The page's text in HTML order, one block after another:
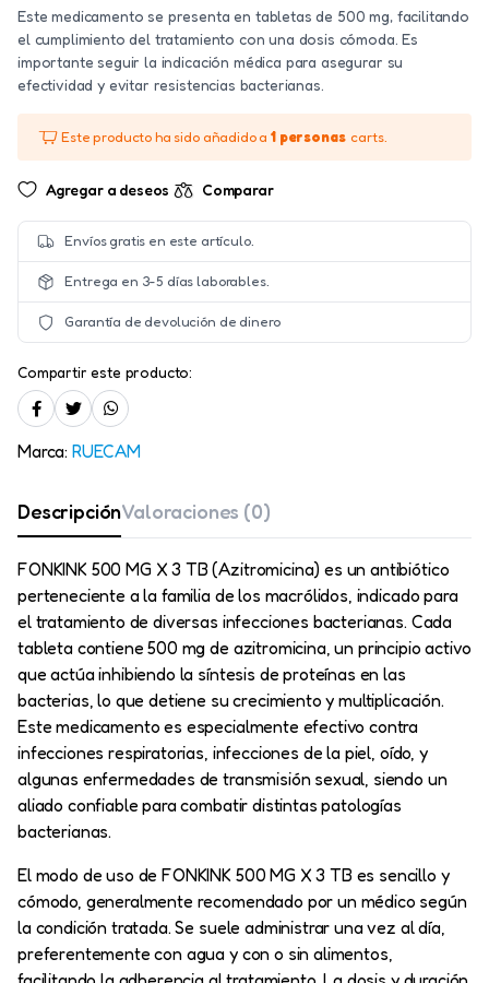
Este medicamento se presenta en tabletas de 500 mg, facilitando
el cumplimiento del tratamiento con una dosis cómoda. Es
importante seguir la indicación médica para asegurar su
efectividad y evitar resistencias bacterianas.
Este producto ha sido añadido a1 personas carts.
Agregar a deseos Comparar
Envíos gratis en este artículo.
Entrega en 3-5 días laborables.
Garantía de devolución de dinero
Compartir este producto:
Marca: RUECAM
DescripciónValoraciones (0)
FONKINK 500 MG X 3 TB (Azitromicina) es un antibiótico
perteneciente a la familia de los macrólidos, indicado para
el tratamiento de diversas infecciones bacterianas. Cada
tableta contiene 500 mg de azitromicina, un principio activo
que actúa inhibiendo la síntesis de proteínas en las
bacterias, lo que detiene su crecimiento y multiplicación.
Este medicamento es especialmente efectivo contra
infecciones respiratorias, infecciones de la piel, oído, y
algunas enfermedades de transmisión sexual, siendo un
aliado confiable para combatir distintas patologías
bacterianas.
El modo de uso de FONKINK 500 MG X 3 TB es sencillo y
cómodo, generalmente recomendado por un médico según
la condición tratada. Se suele administrar una vez al día,
preferentemente con agua y con o sin alimentos,